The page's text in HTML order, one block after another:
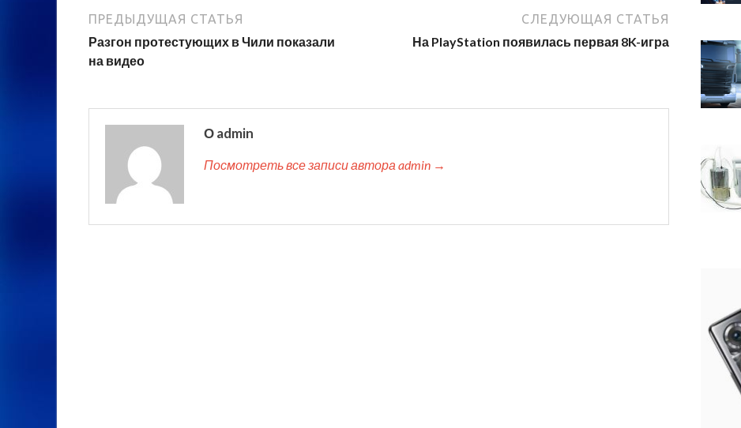
ПРЕДЫДУЩАЯ СТАТЬЯ
Разгон протестующих в Чили показали
на видео
СЛЕДУЮЩАЯ СТАТЬЯ
На PlayStation появилась первая 8K-игра
О admin
Посмотреть все записи автора admin →